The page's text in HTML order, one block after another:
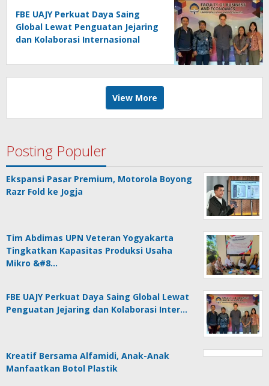
FBE UAJY Perkuat Daya Saing
Global Lewat Penguatan Jejaring
dan Kolaborasi Internasional
View More
Posting Populer
Ekspansi Pasar Premium, Motorola Boyong
Razr Fold ke Jogja
Tim Abdimas UPN Veteran Yogyakarta
Tingkatkan Kapasitas Produksi Usaha
Mikro &#8…
FBE UAJY Perkuat Daya Saing Global Lewat
Penguatan Jejaring dan Kolaborasi Inter…
Kreatif Bersama Alfamidi, Anak-Anak
Manfaatkan Botol Plastik